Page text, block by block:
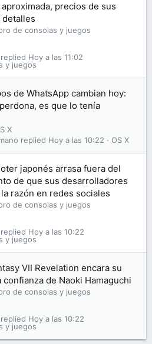
precios de sus
detalles
de consolas y juegos
y juegos
Hoy a las 11:02
de WhatsApp cambian hoy:
es que lo tenía
X
OS X
Hoy a las 10:22
japonés arrasa fuera del
de que sus desarrolladores
razón en redes sociales
de consolas y juegos
y juegos
Hoy a las 10:22
VII Revelation encara su
de Naoki Hamaguchi
de consolas y juegos
y juegos
Hoy a las 10:22